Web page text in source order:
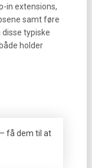
in extensions,
samt føre
typiske
holder
få dem til at